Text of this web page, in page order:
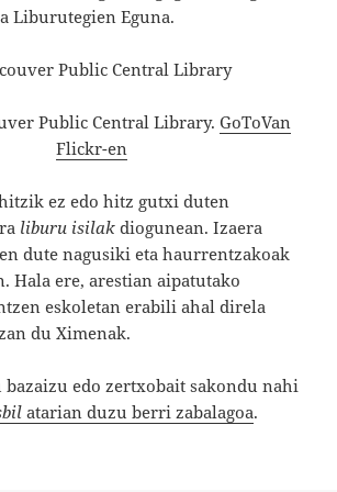
Liburutegien Eguna.
Public Central Library. GoToVan
Flickr-en
ez edo hitz gutxi duten
liburu isilak diogunean. Izaera
dute nagusiki eta haurrentzakoak
Hala ere, arestian aipatutako
eskoletan erabili ahal direla
du Ximenak.
bazaizu edo zertxobait sakondu nahi
atarian duzu berri zabalagoa.